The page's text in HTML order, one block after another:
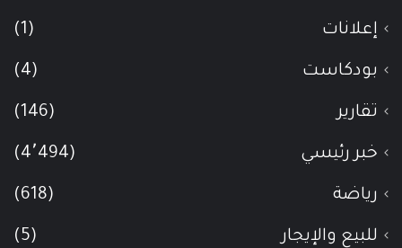
إعلانات (1)
بودكاست (4)
تقارير (146)
خبر رئيسي (4٬494)
رياضة (618)
للبيع والإيجار (5)